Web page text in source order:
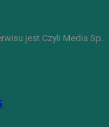
jest Czyli Media Sp.